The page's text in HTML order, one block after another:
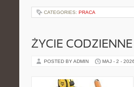
CATEGORIES: PRACA
ŻYCIE CODZIENNE
POSTED BY ADMIN MAJ - 2 - 2026